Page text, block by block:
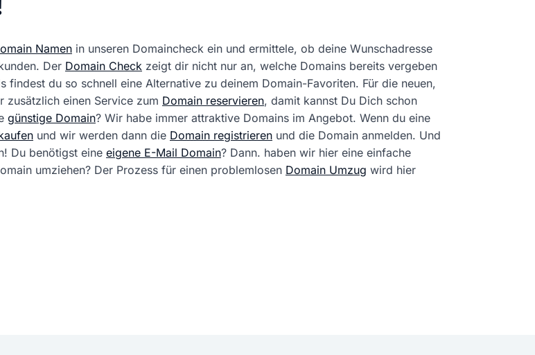
Namen in unseren Domaincheck ein und ermittele, ob deine Wunschadresse
Der Domain Check zeigt dir nicht nur an, welche Domains bereits vergeben
findest du so schnell eine Alternative zu deinem Domain-Favoriten. Für die neuen,
zusätzlich einen Service zum Domain reservieren, damit kannst Du Dich schon
günstige Domain? Wir habe immer attraktive Domains im Angebot. Wenn du eine
und wir werden dann die Domain registrieren und die Domain anmelden. Und
Du benötigst eine eigene E-Mail Domain? Dann. haben wir hier eine einfache
umziehen? Der Prozess für einen problemlosen Domain Umzug wird hier